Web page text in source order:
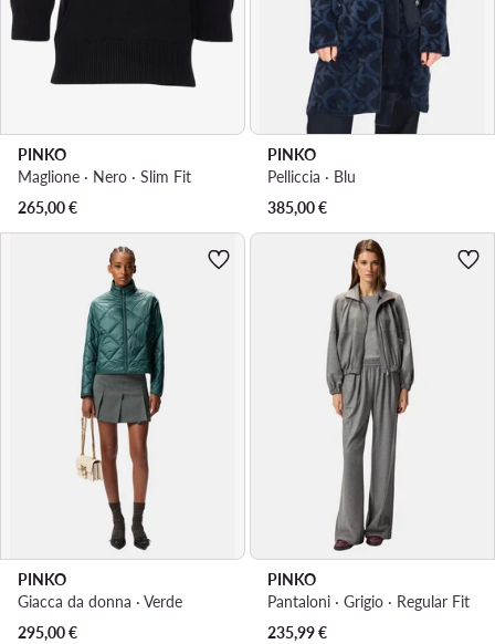
PINKO
Maglione · Nero · Slim Fit
265,00€
PINKO
Pelliccia · Blu
385,00€
PINKO
Giacca da donna · Verde
295,00€
PINKO
Pantaloni · Grigio · Regular Fit
Prezzo attuale
235,99€